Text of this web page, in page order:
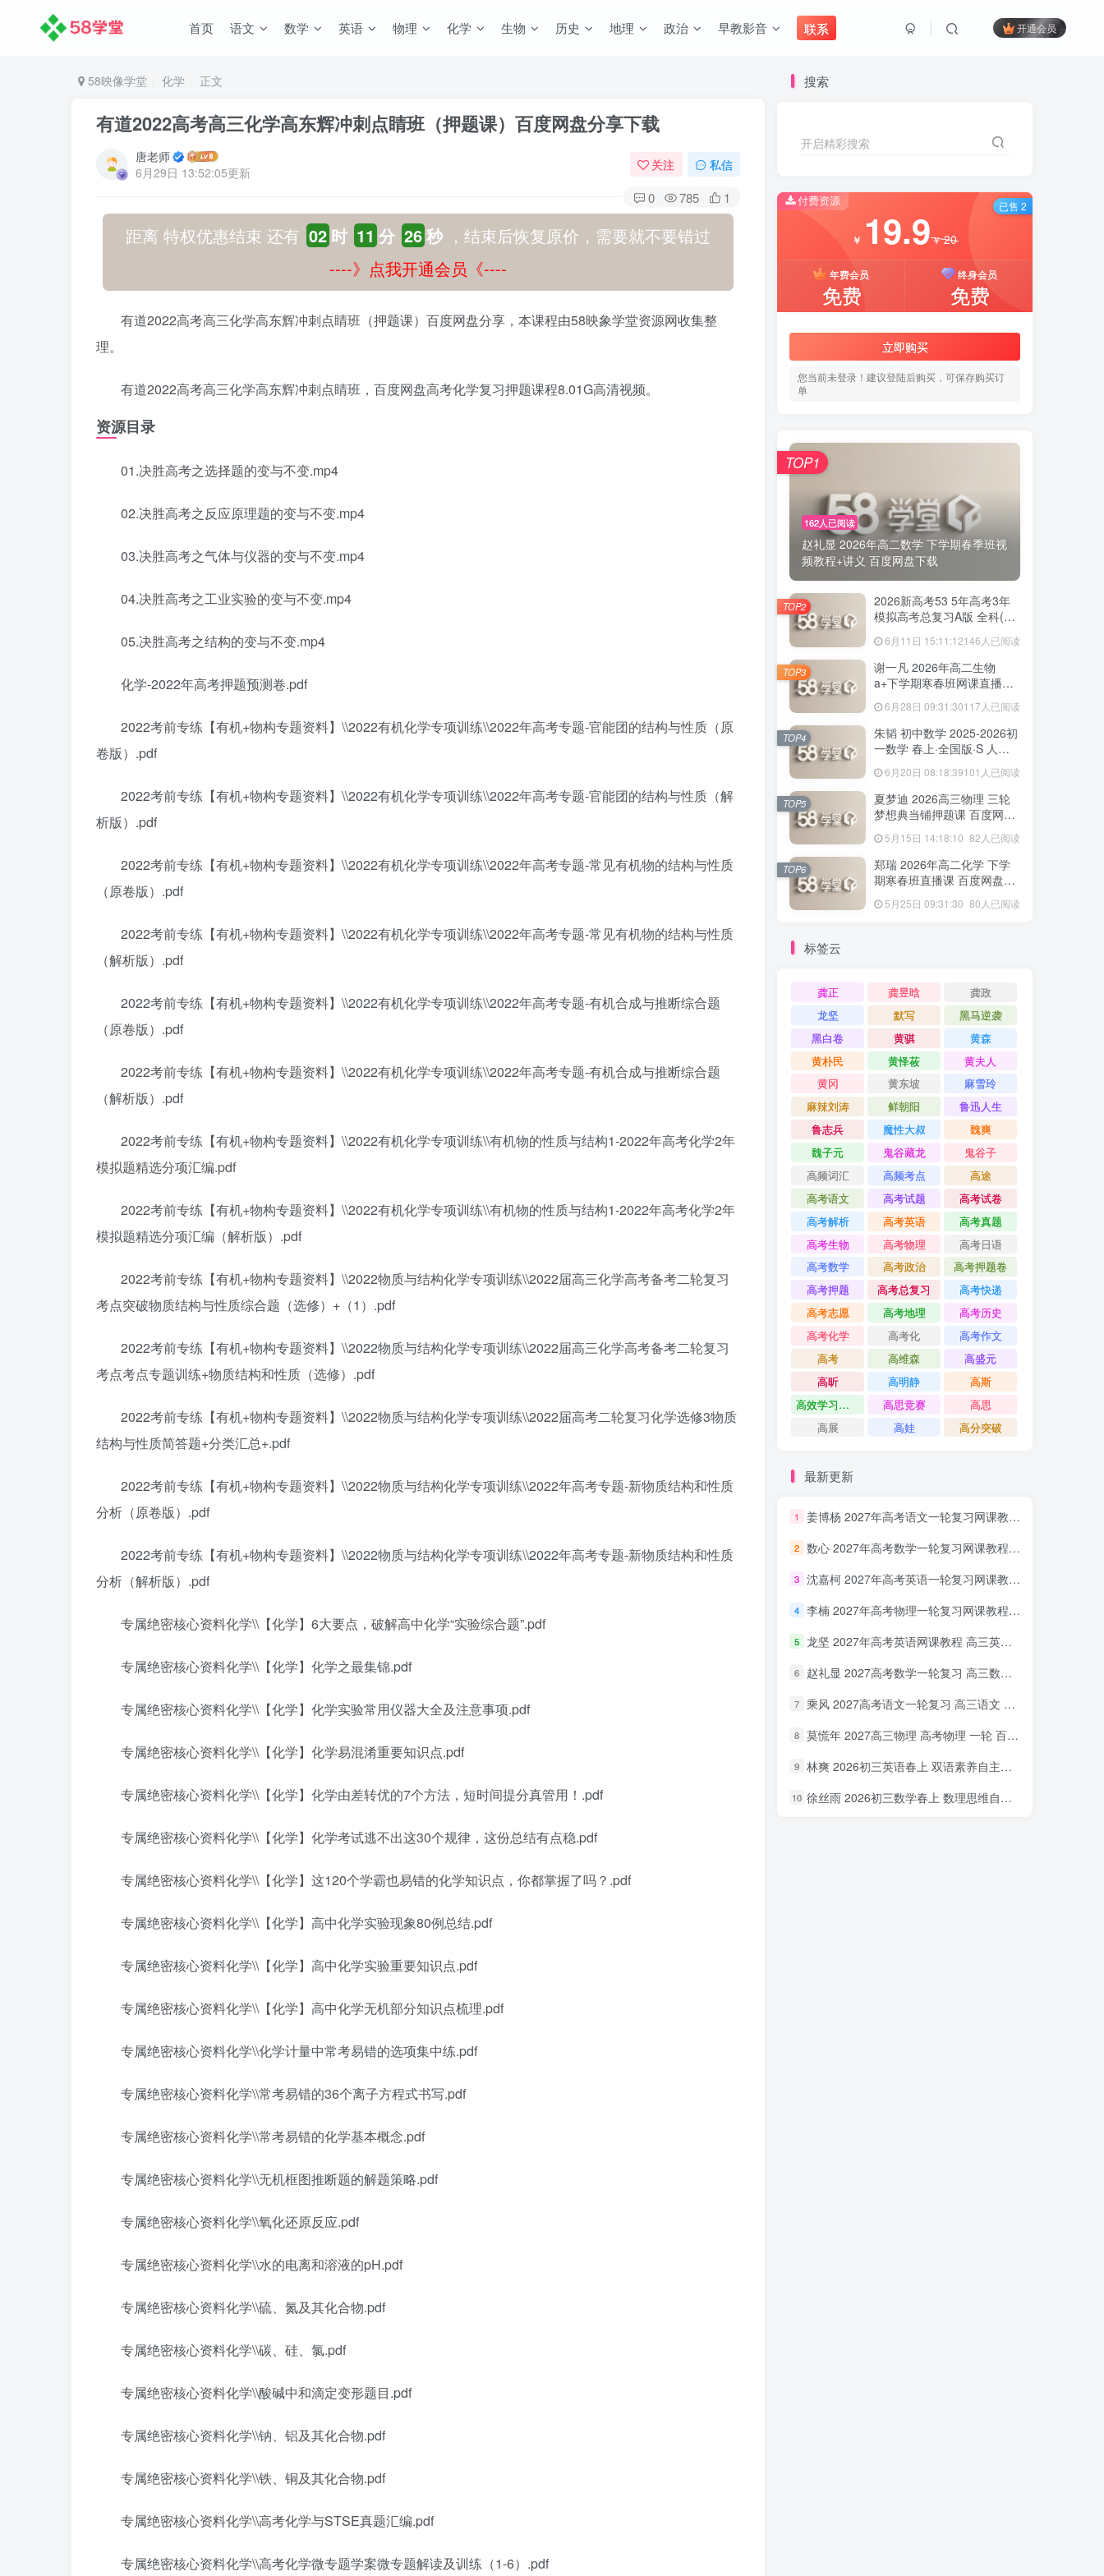
首页 语文 数学 英语 物理 化学 生物 历史 地理 政治 早教影音 联系 开通会员
58映像学堂 化学 正文
有道2022高考高三化学高东辉冲刺点睛班（押题课）百度网盘分享下载
唐老师
6月29日 13:52:05更新
关注 私信
0 785 1
距离 特权优惠结束 还有 02 时 11 分 25秒，结束后恢复原价，需要就不要错过
----》点我开通会员《----
有道2022高考高三化学高东辉冲刺点睛班（押题课）百度网盘分享，本课程由58映象学堂资源网收集整
理。
有道2022高考高三化学高东辉冲刺点睛班，百度网盘高考化学复习押题课程8.01G高清视频。
资源目录
01.决胜高考之选择题的变与不变.mp4
02.决胜高考之反应原理题的变与不变.mp4
03.决胜高考之气体与仪器的变与不变.mp4
04.决胜高考之工业实验的变与不变.mp4
05.决胜高考之结构的变与不变.mp4
化学-2022年高考押题预测卷.pdf
2022考前专练【有机+物构专题资料】\\2022有机化学专项训练\\2022年高考专题-官能团的结构与性质（原
卷版）.pdf
2022考前专练【有机+物构专题资料】\\2022有机化学专项训练\\2022年高考专题-官能团的结构与性质（解
析版）.pdf
2022考前专练【有机+物构专题资料】\\2022有机化学专项训练\\2022年高考专题-常见有机物的结构与性质
（原卷版）.pdf
2022考前专练【有机+物构专题资料】\\2022有机化学专项训练\\2022年高考专题-常见有机物的结构与性质
（解析版）.pdf
2022考前专练【有机+物构专题资料】\\2022有机化学专项训练\\2022年高考专题-有机合成与推断综合题
（原卷版）.pdf
2022考前专练【有机+物构专题资料】\\2022有机化学专项训练\\2022年高考专题-有机合成与推断综合题
（解析版）.pdf
2022考前专练【有机+物构专题资料】\\2022有机化学专项训练\\有机物的性质与结构1-2022年高考化学2年
模拟题精选分项汇编.pdf
2022考前专练【有机+物构专题资料】\\2022有机化学专项训练\\有机物的性质与结构1-2022年高考化学2年
模拟题精选分项汇编（解析版）.pdf
2022考前专练【有机+物构专题资料】\\2022物质与结构化学专项训练\\2022届高三化学高考备考二轮复习
考点突破物质结构与性质综合题（选修）+（1）.pdf
2022考前专练【有机+物构专题资料】\\2022物质与结构化学专项训练\\2022届高三化学高考备考二轮复习
考点考点专题训练+物质结构和性质（选修）.pdf
2022考前专练【有机+物构专题资料】\\2022物质与结构化学专项训练\\2022届高考二轮复习化学选修3物质
结构与性质简答题+分类汇总+.pdf
2022考前专练【有机+物构专题资料】\\2022物质与结构化学专项训练\\2022年高考专题-新物质结构和性质
分析（原卷版）.pdf
2022考前专练【有机+物构专题资料】\\2022物质与结构化学专项训练\\2022年高考专题-新物质结构和性质
分析（解析版）.pdf
专属绝密核心资料化学\\【化学】6大要点，破解高中化学“实验综合题”.pdf
专属绝密核心资料化学\\【化学】化学之最集锦.pdf
专属绝密核心资料化学\\【化学】化学实验常用仪器大全及注意事项.pdf
专属绝密核心资料化学\\【化学】化学易混淆重要知识点.pdf
专属绝密核心资料化学\\【化学】化学由差转优的7个方法，短时间提分真管用！.pdf
专属绝密核心资料化学\\【化学】化学考试逃不出这30个规律，这份总结有点稳.pdf
专属绝密核心资料化学\\【化学】这120个学霸也易错的化学知识点，你都掌握了吗？.pdf
专属绝密核心资料化学\\【化学】高中化学实验现象80例总结.pdf
专属绝密核心资料化学\\【化学】高中化学实验重要知识点.pdf
专属绝密核心资料化学\\【化学】高中化学无机部分知识点梳理.pdf
专属绝密核心资料化学\\化学计量中常考易错的选项集中练.pdf
专属绝密核心资料化学\\常考易错的36个离子方程式书写.pdf
专属绝密核心资料化学\\常考易错的化学基本概念.pdf
专属绝密核心资料化学\\无机框图推断题的解题策略.pdf
专属绝密核心资料化学\\氧化还原反应.pdf
专属绝密核心资料化学\\水的电离和溶液的pH.pdf
专属绝密核心资料化学\\硫、氮及其化合物.pdf
专属绝密核心资料化学\\碳、硅、氯.pdf
专属绝密核心资料化学\\酸碱中和滴定变形题目.pdf
专属绝密核心资料化学\\钠、铝及其化合物.pdf
专属绝密核心资料化学\\铁、铜及其化合物.pdf
专属绝密核心资料化学\\高考化学与STSE真题汇编.pdf
专属绝密核心资料化学\\高考化学微专题学案微专题解读及训练（1-6）.pdf
搜索
开启精彩搜索
付费资源
￥ 19.9￥20
年费会员
免费
终身会员
免费
立即购买
您当前未登录！建议登陆后购买，可保存购买订
单
已售 2
162人已阅读
赵礼显 2026年高二数学 下学期春季班视
频教程+讲义 百度网盘下载
TOP1
2026新高考53 5年高考3年
模拟高考总复习A版 全科(无
6月11日 15:11:12146人已阅读
TOP2
谢一凡 2026年高二生物
a+下学期寒春班网课直播教
6月28日 09:31:30117人已阅读
TOP3
朱韬 初中数学 2025-2026初
一数学 春上·全国版·S 人教
6月20日 08:18:39101人已阅读
TOP4
夏梦迪 2026高三物理 三轮
梦想典当铺押题课 百度网盘
5月15日 14:18:10 82人已阅读
TOP5
郑瑞 2026年高二化学 下学
期寒春班直播课 百度网盘下
5月25日 09:31:30 80人已阅读
TOP6
标签云
龚正 龚昱晗
龚政
龙坚
默写
黑马逆袭
黑白卷
黄骐
黄森
黄朴民
黄怿莜
黄夫人
黄冈
黄东坡
麻雪玲
麻辣刘涛
鲜朝阳
鲁迅人生
鲁志兵
魔性大叔
魏爽
魏子元
鬼谷藏龙
鬼谷子
高频词汇
高频考点
高途
高考语文
高考试题
高考试卷
高考解析
高考英语
高考真题
高考生物
高考物理
高考日语
高考数学
高考政治
高考押题卷
高考押题
高考总复习
高考快递
高考志愿
高考地理
高考历史
高考化学
高考化
高考作文
高考
高维森
高盛元
高昕
高明静
高斯
高效学习方法课
高思竞赛
高思
高展
高娃 高分突破
最新更新
1 姜博杨 2027年高考语文一轮复习网课教程 高三语文 上学期暑假班视频教程 百度网盘下载
2 数心 2027年高考数学一轮复习网课教程 高三数学 上学期暑假班视频教程 百度网盘下载
3 沈嘉柯 2027年高考英语一轮复习网课教程 高三英语 上学期暑假班视频教程 百度网盘下载
4 李楠 2027年高考物理一轮复习网课教程 高三物理 上学期暑假班视频教程 百度网盘下载
5 龙坚 2027年高考英语网课教程 高三英语 一轮复习视频教程 百度网盘下载
6 赵礼显 2027高考数学一轮复习 高三数学 网课视频教程暑假班 百度网盘下载
7 乘风 2027高考语文一轮复习 高三语文 网课视频教程暑秋班 百度网盘下载
8 莫慌年 2027高三物理 高考物理 一轮 百度网盘下载
9 林爽 2026初三英语春上 双语素养自主学习·TY·A+（一期）百度网盘下载
10 徐丝雨 2026初三数学春上 数理思维自主学习·TY·A+（二期）百度网盘下载